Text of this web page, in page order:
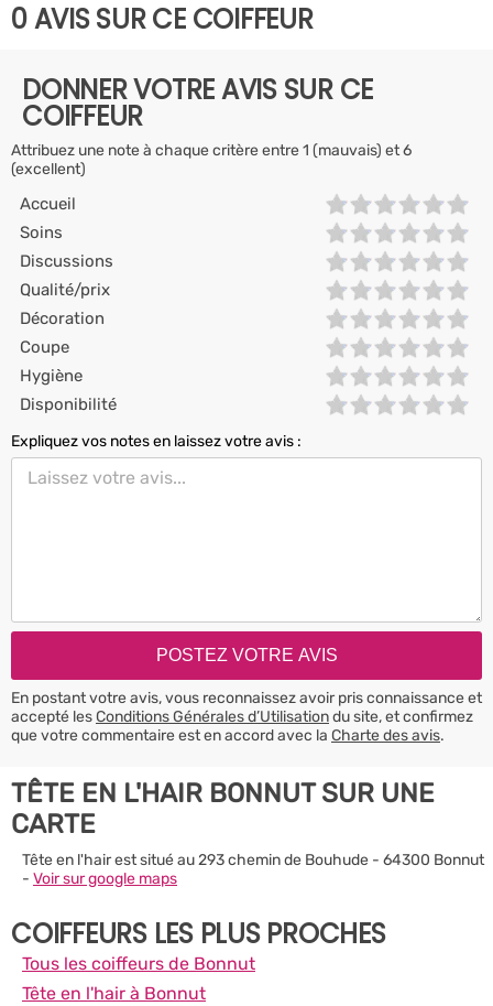
0 AVIS SUR CE COIFFEUR
DONNER VOTRE AVIS SUR CE
COIFFEUR
Attribuez une note à chaque critère entre 1 (mauvais) et 6
(excellent)
Accueil
Soins
Discussions
Qualité/prix
Décoration
Coupe
Hygiène
Disponibilité
Expliquez vos notes en laissez votre avis :
En postant votre avis, vous reconnaissez avoir pris connaissance et
accepté lesConditions Générales d’Utilisationdu site, et confirmez
que votre commentaire est en accord avec la Charte des avis.
TÊTE EN L'HAIR BONNUT SUR UNE
CARTE
Tête en l'hair est situé au 293 chemin de Bouhude - 64300 Bonnut
- Voir sur google maps
COIFFEURS LES PLUS PROCHES
Tous les coiffeurs de Bonnut
Tête en l'hair à Bonnut